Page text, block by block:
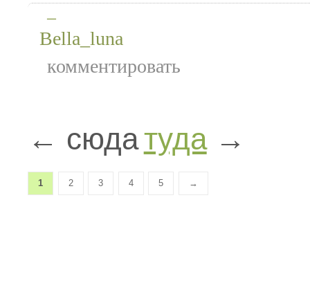
—
Bella_luna
комментировать
← сюдатуда→
1 2 3 4 5 →